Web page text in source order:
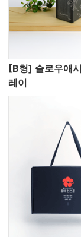
[B형] 슬로우애
레이